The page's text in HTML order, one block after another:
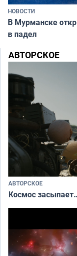
НОВОСТИ
В Мурманске
в падел
АВТОРСКОЕ
АВТОРСКОЕ
Космос